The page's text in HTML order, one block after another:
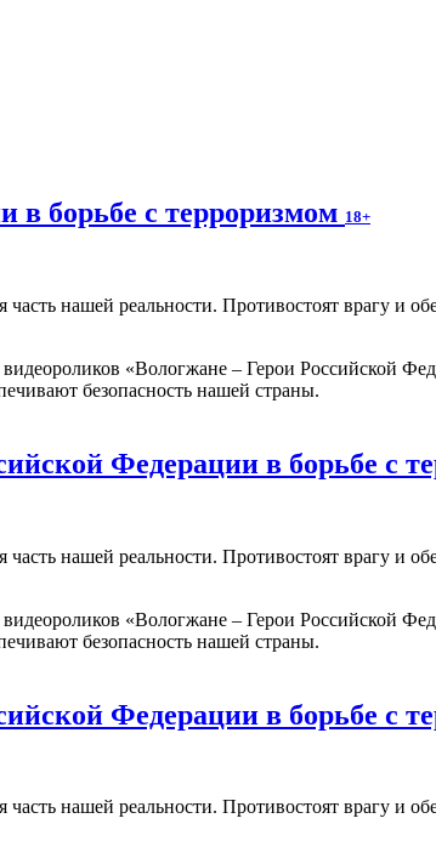
в борьбе с терроризмом 18+
часть нашей реальности. Противостоят врагу и
«Вологжане – Герои Российской
безопасность нашей страны.
Федерации в борьбе с
часть нашей реальности. Противостоят врагу и
«Вологжане – Герои Российской
безопасность нашей страны.
Федерации в борьбе с
часть нашей реальности. Противостоят врагу и